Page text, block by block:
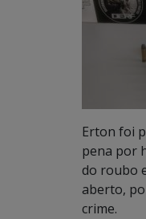
Erton foi
pena por
do roubo
aberto,
crime.